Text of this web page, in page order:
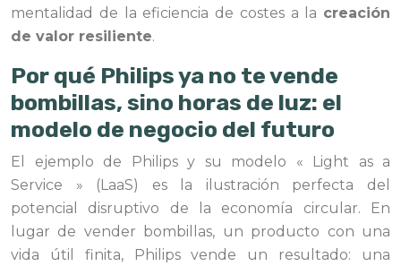
mentalidad de la eficiencia de costes a la creación
de valor resiliente.
Por qué Philips ya no te vende
bombillas, sino horas de luz: el
modelo de negocio del futuro
El ejemplo de Philips y su modelo « Light as a
Service » (LaaS) es la ilustración perfecta del
potencial disruptivo de la economía circular. En
lugar de vender bombillas, un producto con una
vida útil finita, Philips vende un resultado: una